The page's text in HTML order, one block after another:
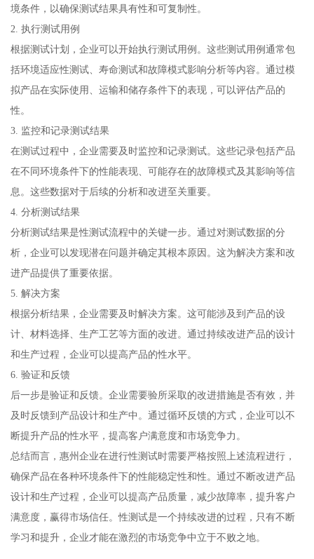
境条件，以确保测试结果具有性和可复制性。
2. 执行测试用例
根据测试计划，企业可以开始执行测试用例。这些测试用例通常包
括环境适应性测试、寿命测试和故障模式影响分析等内容。通过模
拟产品在实际使用、运输和储存条件下的表现，可以评估产品的
性。
3. 监控和记录测试结果
在测试过程中，企业需要及时监控和记录测试。这些记录包括产品
在不同环境条件下的性能表现、可能存在的故障模式及其影响等信
息。这些数据对于后续的分析和改进至关重要。
4. 分析测试结果
分析测试结果是性测试流程中的关键一步。通过对测试数据的分
析，企业可以发现潜在问题并确定其根本原因。这为解决方案和改
进产品提供了重要依据。
5. 解决方案
根据分析结果，企业需要及时解决方案。这可能涉及到产品的设
计、材料选择、生产工艺等方面的改进。通过持续改进产品的设计
和生产过程，企业可以提高产品的性水平。
6. 验证和反馈
后一步是验证和反馈。企业需要验所采取的改进措施是否有效，并
及时反馈到产品设计和生产中。通过循环反馈的方式，企业可以不
断提升产品的性水平，提高客户满意度和市场竞争力。
总结而言，惠州企业在进行性测试时需要严格按照上述流程进行，
确保产品在各种环境条件下的性能稳定性和性。通过不断改进产品
设计和生产过程，企业可以提高产品质量，减少故障率，提升客户
满意度，赢得市场信任。性测试是一个持续改进的过程，只有不断
学习和提升，企业才能在激烈的市场竞争中立于不败之地。